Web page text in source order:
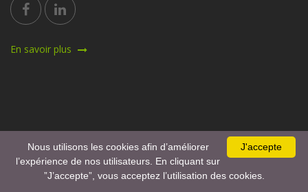
En savoir plus
J'accepte
Nous utilisons les cookies afin d’améliorer
l’expérience de nos utilisateurs. En cliquant sur
”J’accepte”, vous acceptez l’utilisation des cookies.